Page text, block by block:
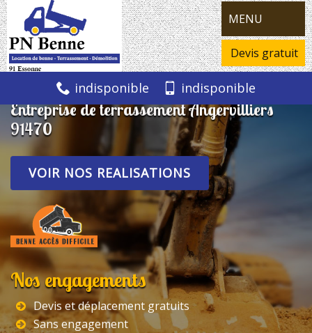
MENU
Devis gratuit
indisponible indisponible
Entreprise de terrassement Angervilliers
91470
VOIR NOS REALISATIONS
Nos engagements
Devis et déplacement gratuits
Sans engagement